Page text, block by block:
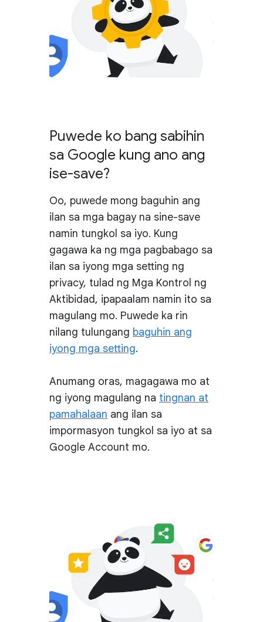
Puwede ko bang sabihin
sa Google kung ano ang
ise-save?
Oo, puwede mong baguhin ang
ilan sa mga bagay na sine-save
namin tungkol sa iyo. Kung
gagawa ka ng mga pagbabago sa
ilan sa iyong mga setting ng
privacy, tulad ng Mga Kontrol ng
Aktibidad, ipapaalam namin ito sa
magulang mo. Puwede ka rin
nilang tulungang baguhin ang
iyong mga setting.
Anumang oras, magagawa mo at
ng iyong magulang na tingnan at
pamahalaan ang ilan sa
impormasyon tungkol sa iyo at sa
Google Account mo.